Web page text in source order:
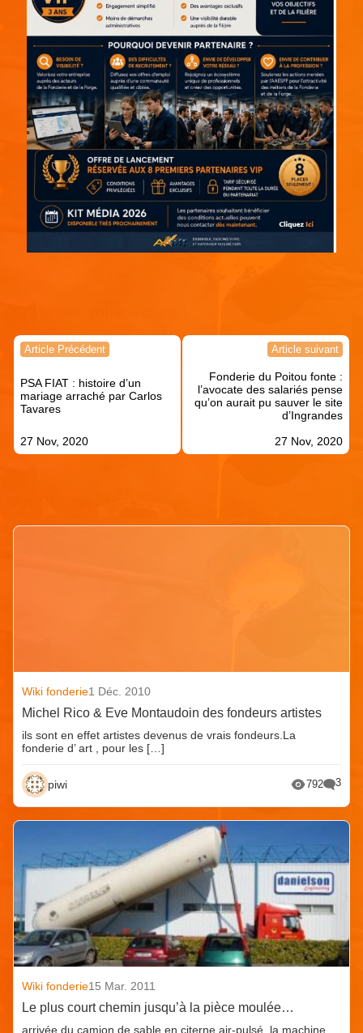
Navigation
l’article
Article Précédent
PSA FIAT : histoire d’un
mariage arraché par Carlos
Tavares
27 Nov, 2020
Article suivant
Fonderie du Poitou fonte :
l’avocate des salariés pense
qu’on aurait pu sauver le site
d’Ingrandes
27 Nov, 2020
Wiki fonderie1 Déc. 2010
Michel Rico & Eve Montaudoin des fondeurs artistes
ils sont en effet artistes devenus de vrais fondeurs.La
fonderie d’ art , pour les […]
piwi 792 3
Wiki fonderie15 Mar. 2011
Le plus court chemin jusqu’à la pièce moulée…
arrivée du camion de sable en citerne air-pulsé, la machine